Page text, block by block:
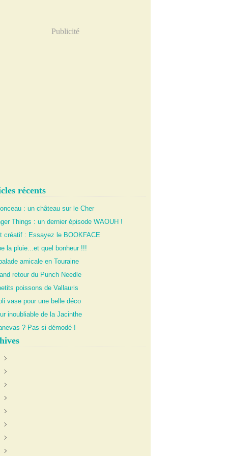
Publicité
récents
: un château sur le Cher
Things : un dernier épisode WAOUH !
créatif : Essayez le BOOKFACE
la pluie...et quel bonheur !!!
amicale en Touraine
retour du Punch Needle
poissons de Vallauris
vase pour une belle déco
inoubliable de la Jacinthe
? Pas si démodé !